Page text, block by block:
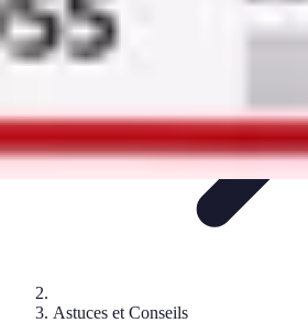
Astuces et Conseils